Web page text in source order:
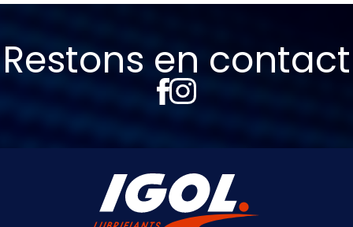
Restons en contact